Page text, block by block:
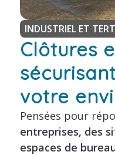
INDUSTRIEL ET
Clôtures
votre
Pensées pour
entreprises, des
espaces de